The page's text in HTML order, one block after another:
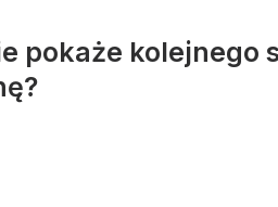
pokaże